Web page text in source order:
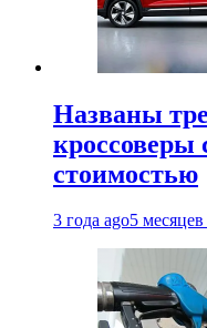
Названы
кроссоверы
стоимостью
3 года ago5 месяцев